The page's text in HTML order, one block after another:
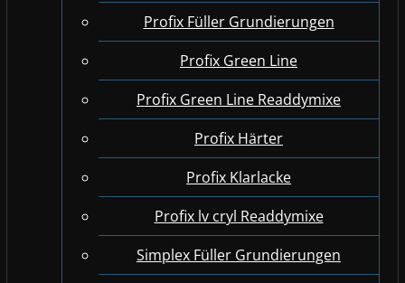
Profix Füller Grundierungen
Profix Green Line
Profix Green Line Readdymixe
Profix Härter
Profix Klarlacke
Profix lv cryl Readdymixe
Simplex Füller Grundierungen